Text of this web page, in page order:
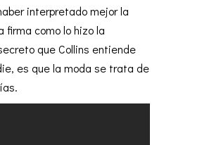
interpretado mejor la
firma como lo hizo la
que Collins entiende
es que la moda se trata de